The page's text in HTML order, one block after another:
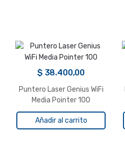
$ 38.400,00
Puntero Laser Genius WiFi
Media Pointer 100
Añadir al carrito